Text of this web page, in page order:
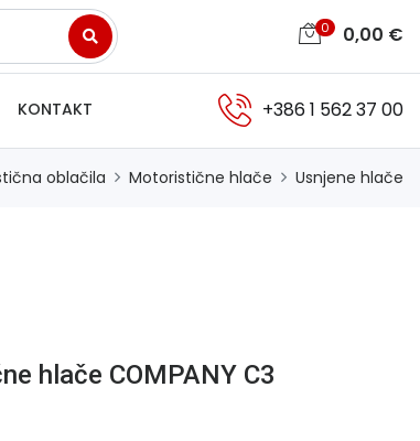
0 0,00 €
KONTAKT +386 1 562 37 00
oblačila Motoristične hlače Usnjene hlače
hlače COMPANY C3